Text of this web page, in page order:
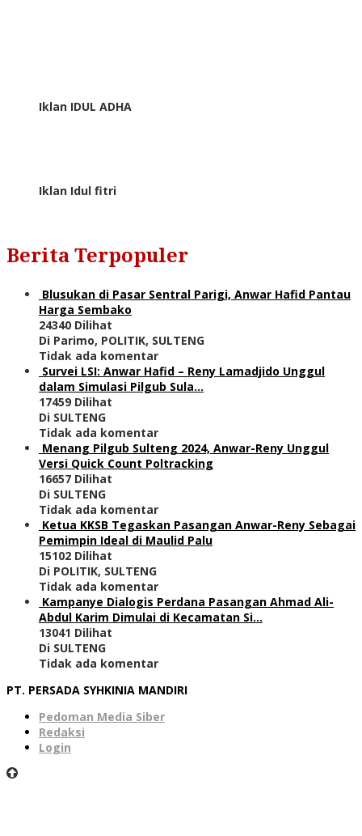
Iklan IDUL ADHA
Iklan Idul fitri
Berita Terpopuler
Blusukan di Pasar Sentral Parigi, Anwar Hafid Pantau
Harga Sembako
24340 Dilihat
Di Parimo, POLITIK, SULTENG
Tidak ada komentar
Survei LSI: Anwar Hafid – Reny Lamadjido Unggul
dalam Simulasi Pilgub Sula…
17459 Dilihat
Di SULTENG
Tidak ada komentar
Menang Pilgub Sulteng 2024, Anwar-Reny Unggul
Versi Quick Count Poltracking
16657 Dilihat
Di SULTENG
Tidak ada komentar
Ketua KKSB Tegaskan Pasangan Anwar-Reny Sebagai
Pemimpin Ideal di Maulid Palu
15102 Dilihat
Di POLITIK, SULTENG
Tidak ada komentar
Kampanye Dialogis Perdana Pasangan Ahmad Ali-
Abdul Karim Dimulai di Kecamatan Si…
13041 Dilihat
Di SULTENG
Tidak ada komentar
PT. PERSADA SYHKINIA MANDIRI
Pedoman Media Siber
Redaksi
Login